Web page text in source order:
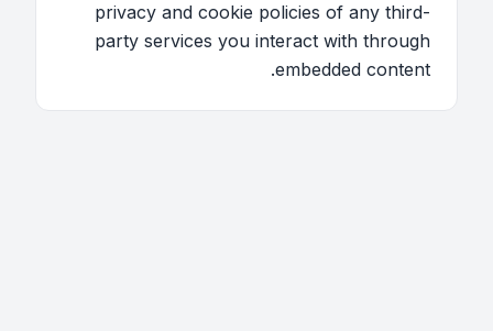
privacy and cookie policies of any third-
party services you interact with through
embedded content.